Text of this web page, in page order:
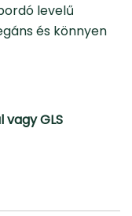
levelű
és könnyen
vagy GLS